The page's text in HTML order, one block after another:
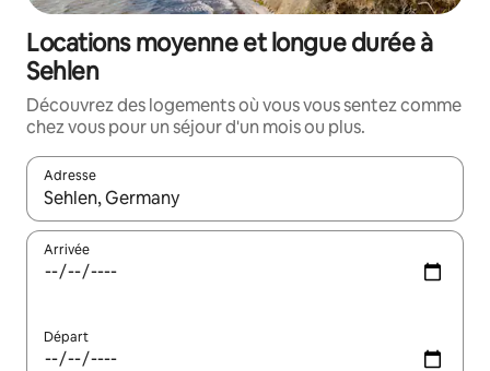
Locations moyenne et longue durée à
Sehlen
Découvrez des logements où vous vous sentez comme
chez vous pour un séjour d'un mois ou plus.
Adresse
Lorsque les résultats s'affichent, utilisez les flèches vers le
Arrivée
Départ